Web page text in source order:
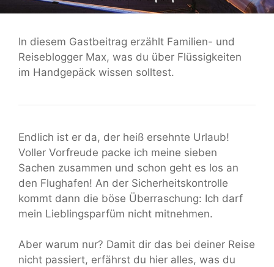
In diesem Gastbeitrag erzählt Familien- und
Reiseblogger Max, was du über Flüssigkeiten
im Handgepäck wissen solltest.
Endlich ist er da, der heiß ersehnte Urlaub!
Voller Vorfreude packe ich meine sieben
Sachen zusammen und schon geht es los an
den Flughafen! An der Sicherheitskontrolle
kommt dann die böse Überraschung: Ich darf
mein Lieblingsparfüm nicht mitnehmen.
Aber warum nur? Damit dir das bei deiner Reise
nicht passiert, erfährst du hier alles, was du